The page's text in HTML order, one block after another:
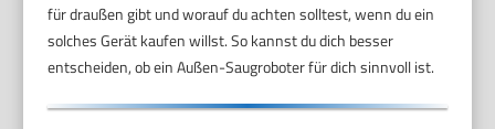
für draußen gibt und worauf du achten solltest, wenn du ein
solches Gerät kaufen willst. So kannst du dich besser
entscheiden, ob ein Außen-Saugroboter für dich sinnvoll ist.